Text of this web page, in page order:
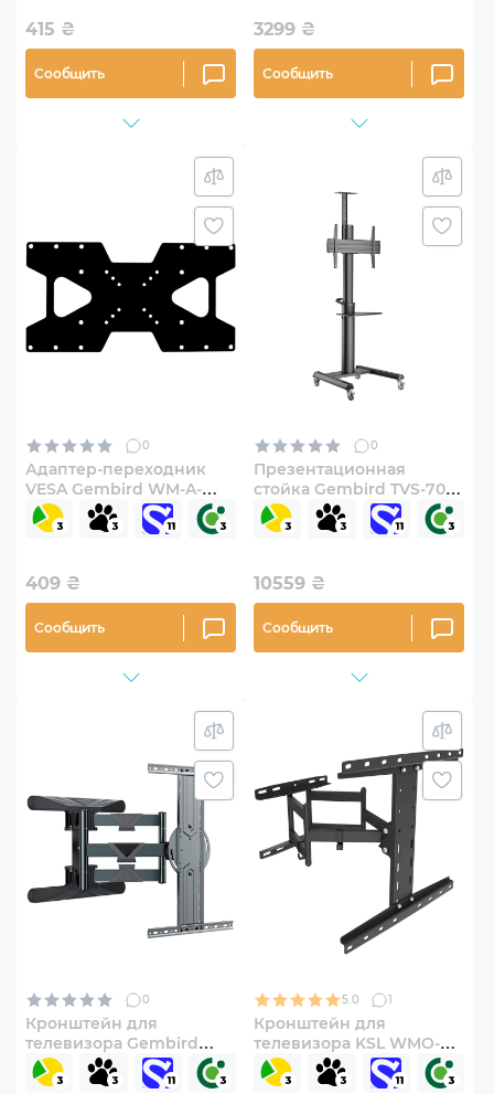
415 ₴
Сообщить
3299 ₴
Сообщить
0
Адаптер-переходник
VESA Gembird WM-A-
VESA200400-01
409 ₴
Сообщить
0
Презентационная
стойка Gembird TVS-70T-
02
10559 ₴
Сообщить
0
Кронштейн для
телевизора Gembird
WM-80STR-01 43"-80"
наклонно-поворотный
5.0 1
Кронштейн для
телевизора KSL WMO-
7346T 42"-75" с наклоном